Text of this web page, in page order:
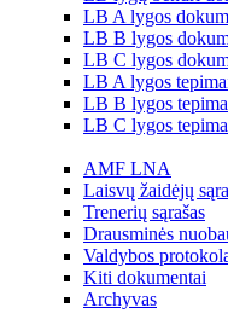
LB A lygos
LB B lygos
LB C lygos
LB A lygos
LB B lygos
LB C lygos
AMF LNA
Laisvų žaidėjų
Trenerių sąrašas
Drausminės
Valdybos
Kiti dokumentai
Archyvas